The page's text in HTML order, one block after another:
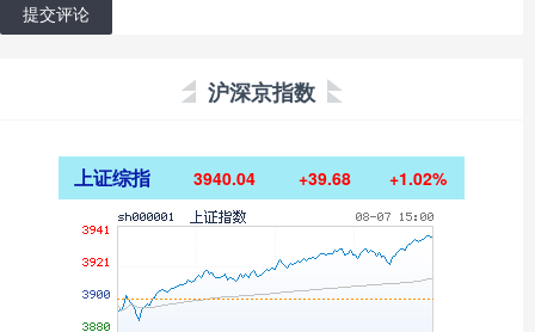
提交评论
沪深京指数
上证综指 3940.04 +39.68 +1.02%